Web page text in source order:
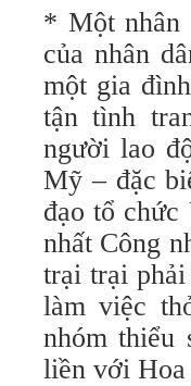
* Một nhân
của nhân
một gia
tận tình
người lao
Mỹ – đặc
đạo tổ
nhất Công
trại trại phải
làm việc
nhóm thiểu
liền với